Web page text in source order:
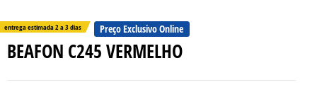
entrega estimada 2 a 3 dias Preço Exclusivo Online
BEAFON C245 VERMELHO